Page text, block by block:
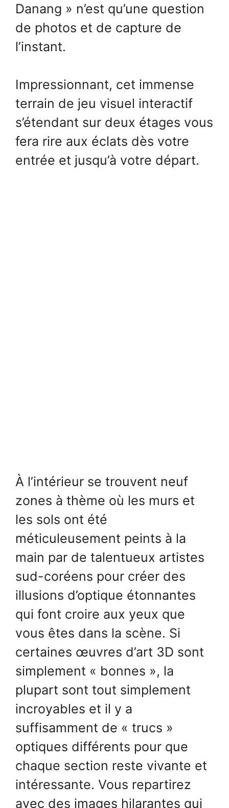
Danang » n’est qu’une question
de photos et de capture de
l’instant.
Impressionnant, cet immense
terrain de jeu visuel interactif
s’étendant sur deux étages vous
fera rire aux éclats dès votre
entrée et jusqu’à votre départ.
À l’intérieur se trouvent neuf
zones à thème où les murs et
les sols ont été
méticuleusement peints à la
main par de talentueux artistes
sud-coréens pour créer des
illusions d’optique étonnantes
qui font croire aux yeux que
vous êtes dans la scène. Si
certaines œuvres d’art 3D sont
simplement « bonnes », la
plupart sont tout simplement
incroyables et il y a
suffisamment de « trucs »
optiques différents pour que
chaque section reste vivante et
intéressante. Vous repartirez
avec des images hilarantes qui